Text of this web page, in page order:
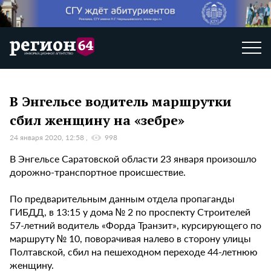
В Энгельсе водитель маршрутки
сбил женщину на «зебре»
24 января 2020, 12:58 998
В Энгельсе Саратовской области 23 января произошло
дорожно-транспортное происшествие.
По предварительным данным отдела пропаганды
ГИБДД, в 13:15 у дома № 2 по проспекту Строителей
57-летний водитель «Форда Транзит», курсирующего по
маршруту № 10, поворачивая налево в сторону улицы
Полтавской, сбил на пешеходном переходе 44-летнюю
женщину.